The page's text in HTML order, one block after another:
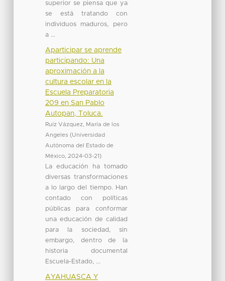
superior se piensa que ya
se está tratando con
individuos maduros, pero
a ...
Aparticipar se aprende
participando: Una
aproximación a la
cultura escolar en la
Escuela Preparatoria
209 en San Pablo
Autopan, Toluca.
Ruíz Vázquez, María de los
Angeles (Universidad
Autónoma del Estado de
México, 2024-03-21)
La educación ha tomado
diversas transformaciones
a lo largo del tiempo. Han
contado con políticas
públicas para conformar
una educación de calidad
para la sociedad, sin
embargo, dentro de la
historia documental
Escuela-Estado, ...
AYAHUASCA Y